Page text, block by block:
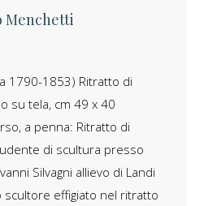
Menchetti
1790-1853) Ritratto di
su tela, cm 49 x 40
a penna: Ritratto di
di scultura presso
Silvagni allievo di Landi
scultore effigiato nel ritratto